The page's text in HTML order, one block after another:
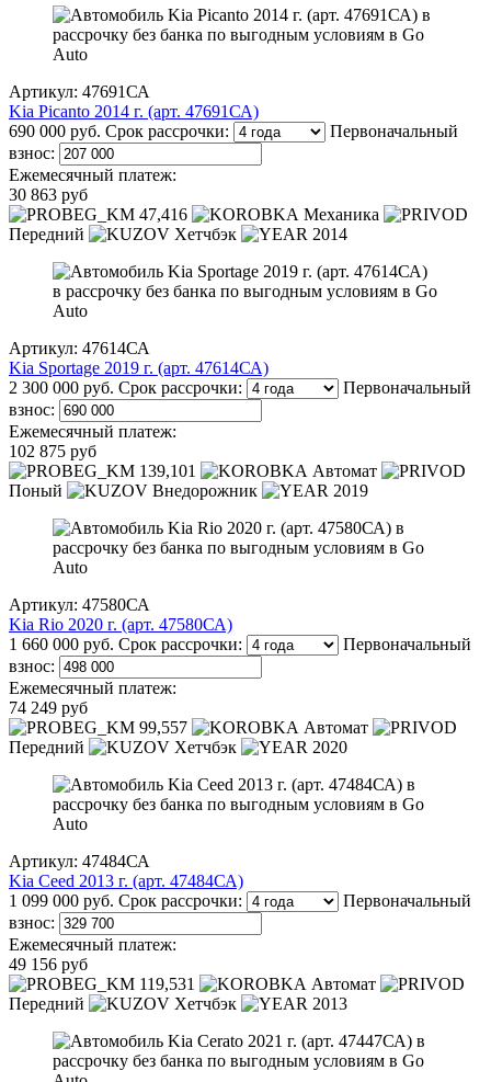
Артикул: 47691СА
Kia Picanto 2014 г. (арт. 47691СА)
690 000 руб. Срок рассрочки:
Первоначальный
взнос:
Ежемесячный платеж:
30 863 руб
47,416
Механика
Передний
Хетчбэк 2014
Артикул: 47614СА
Kia Sportage 2019 г. (арт. 47614СА)
2 300 000 руб. Срок рассрочки:
Первоначальный
взнос:
Ежемесячный платеж:
102 875 руб
139,101
Автомат
Поный
Внедорожник 2019
Артикул: 47580СА
Kia Rio 2020 г. (арт. 47580СА)
1 660 000 руб. Срок рассрочки:
Первоначальный
взнос:
Ежемесячный платеж:
74 249 руб
99,557
Автомат
Передний
Хетчбэк 2020
Артикул: 47484СА
Kia Ceed 2013 г. (арт. 47484СА)
1 099 000 руб. Срок рассрочки:
Первоначальный
взнос:
Ежемесячный платеж:
49 156 руб
119,531
Автомат
Передний
Хетчбэк 2013